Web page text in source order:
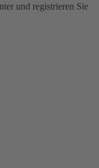
und registrieren Sie